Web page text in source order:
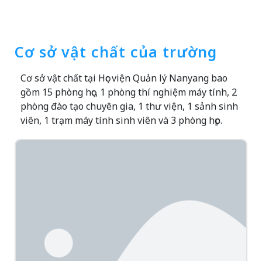
Cơ sở vật chất của trường
Cơ sở vật chất tại Học viện Quản lý Nanyang bao
gồm 15 phòng học, 1 phòng thí nghiệm máy tính, 2
phòng đào tạo chuyên gia, 1 thư viện, 1 sảnh sinh
viên, 1 trạm máy tính sinh viên và 3 phòng họp.